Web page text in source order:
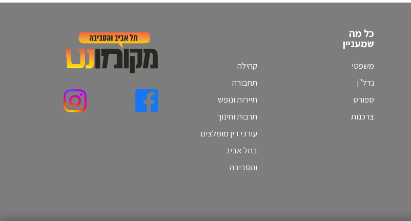
כל מה
שמעניין
משפטי
נדל"ן
ספורט
צרכנות
קהילה
תחבורה
תיירות ונופש
תרבות וחינוך
עורכי דין מומלצים
בתל אביב
והסביבה